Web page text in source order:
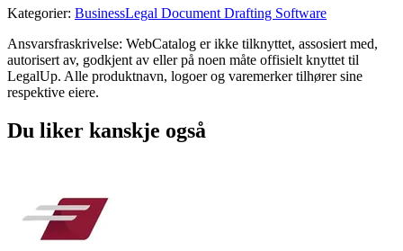
Kategorier: BusinessLegal Document Drafting Software
Ansvarsfraskrivelse: WebCatalog er ikke tilknyttet, assosiert med,
autorisert av, godkjent av eller på noen måte offisielt knyttet til
LegalUp. Alle produktnavn, logoer og varemerker tilhører sine
respektive eiere.
Du liker kanskje også